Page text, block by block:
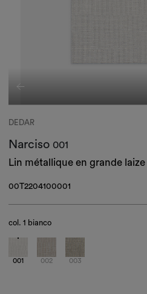
DEDAR
Narciso 001
Lin métallique en grande laize
00T2204100001
col.1 bianco
001 002 003